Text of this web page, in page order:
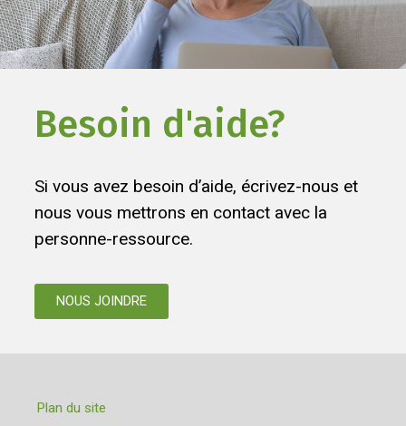
Besoin d'aide?
Si vous avez besoin d’aide, écrivez-nous et
nous vous mettrons en contact avec la
personne-ressource.
NOUS JOINDRE
Plan du site